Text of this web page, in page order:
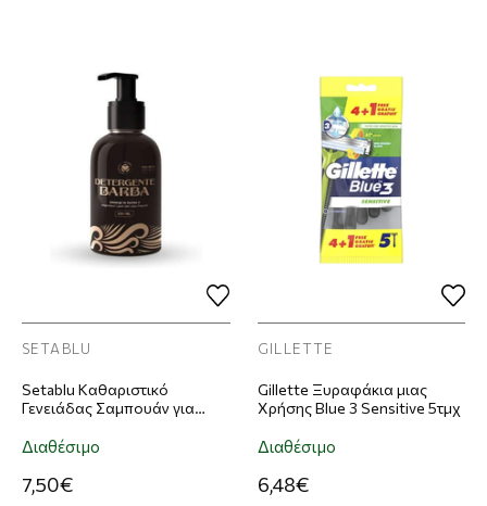
SETABLU
Setablu Καθαριστικό
Γενειάδας Σαμπουάν για
Διαθέσιμο
7,50€
GILLETTE
Gillette Ξυραφάκια μιας
Χρήσης Blue 3 Sensitive 5τμχ
Διαθέσιμο
6,48€